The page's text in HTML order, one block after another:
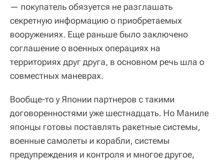
— покупатель обязуется не разглашать
секретную информацию о приобретаемых
вооружениях. Еще раньше было заключено
соглашение о военных операциях на
территориях друг друга, в основном речь шла о
совместных маневрах.
Вообще-то у Японии партнеров с такими
договоренностями уже шестнадцать. Но Маниле
японцы готовы поставлять ракетные системы,
военные самолеты и корабли, системы
предупреждения и контроля и многое другое,